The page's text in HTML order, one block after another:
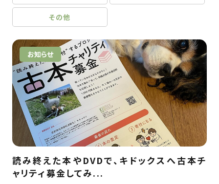
その他
お知らせ
読み終えた本やDVDで、キドックスへ古本チ
ャリティ募金してみ...